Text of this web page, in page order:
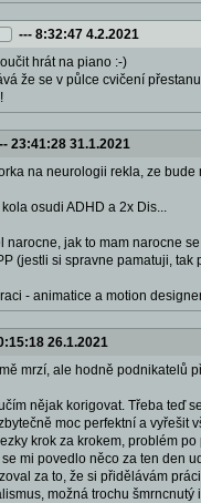
--- 8:32:47 4.2.2021
hrát na piano :-)
že se v půlce cvičení
23:41:28 31.1.2021
na neurologii rekla, ze
osudi ADHD a 2x Dis...
narocne, jak to mam narocne
(jestli si spravne pamatuji,
- animatice a motion
26.1.2021
mrzí, ale hodně podnikatelů
nějak korigovat. Třeba teď
moc perfektní a vyřešit
krok za krokem, problém
mi povedlo něco za ten den
za to, že si přidělávám
možná trochu šmrncnutý